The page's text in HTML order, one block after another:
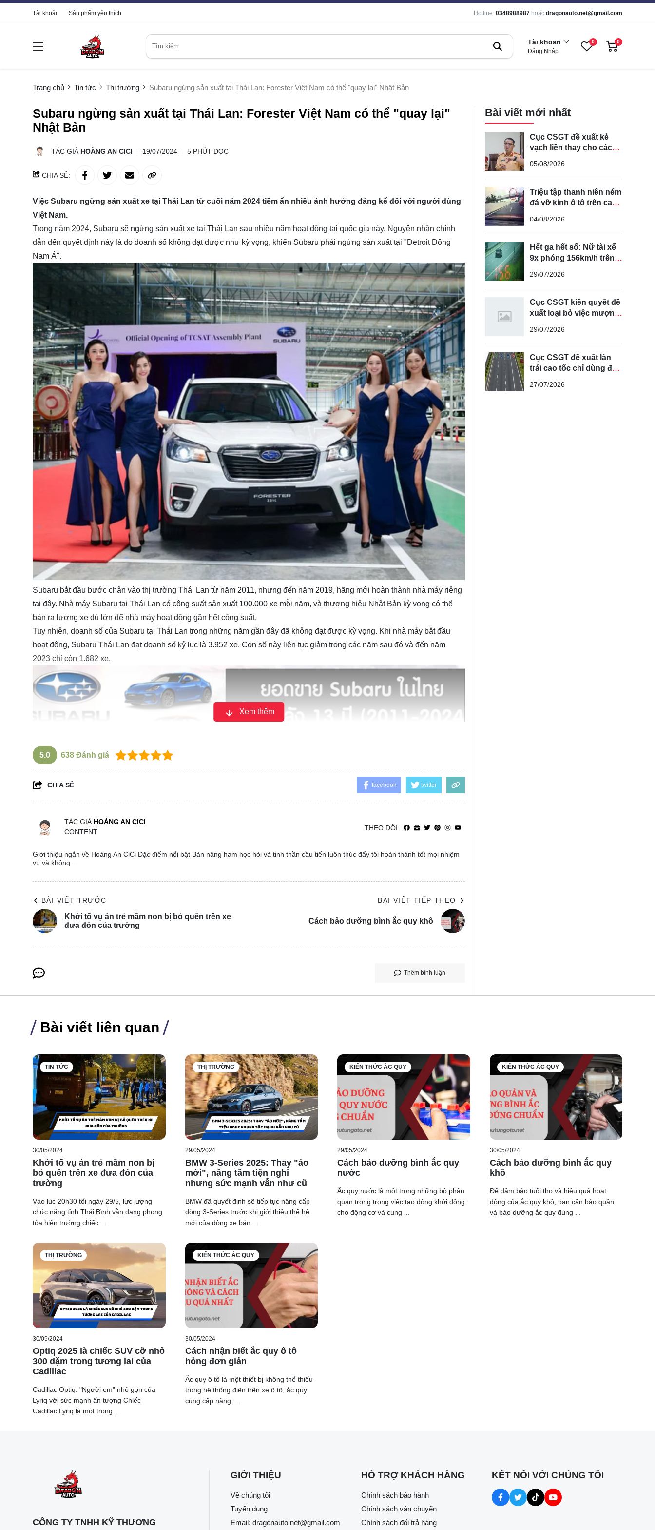
Tài khoản Sản phẩm yêu thích Hotline: 0348988987 hoặc dragonauto.net@gmail.com
Tài khoản
Đăng Nhập
0 0
Trang chủ Tin tức Thị trường Subaru ngừng sản xuất tại Thái Lan: Forester Việt Nam có thể "quay lại" Nhật Bản
Subaru ngừng sản xuất tại Thái Lan: Forester Việt Nam có thể "quay lại"
Nhật Bản
TÁC GIẢ HOÀNG AN CICI 19/07/2024 5 PHÚT ĐỌC
CHIA SẺ:
Việc Subaru ngừng sản xuất xe tại Thái Lan từ cuối năm 2024 tiềm ẩn nhiều ảnh hưởng đáng kể đối với người dùng
Việt Nam.
Trong năm 2024, Subaru sẽ ngừng sản xuất xe tại Thái Lan sau nhiều năm hoạt động tại quốc gia này. Nguyên nhân chính
dẫn đến quyết định này là do doanh số không đạt được như kỳ vọng, khiến Subaru phải ngừng sản xuất tại "Detroit Đông
Nam Á".
Subaru bắt đầu bước chân vào thị trường Thái Lan từ năm 2011, nhưng đến năm 2019, hãng mới hoàn thành nhà máy riêng
tại đây. Nhà máy Subaru tại Thái Lan có công suất sản xuất 100.000 xe mỗi năm, và thương hiệu Nhật Bản kỳ vọng có thể
bán ra lượng xe đủ lớn để nhà máy hoạt động gần hết công suất.
Tuy nhiên, doanh số của Subaru tại Thái Lan trong những năm gần đây đã không đạt được kỳ vọng. Khi nhà máy bắt đầu
hoạt động, Subaru Thái Lan đạt doanh số kỷ lục là 3.952 xe. Con số này liên tục giảm trong các năm sau đó và đến năm
2023 chỉ còn 1.682 xe.
sản phẩm và giảm giá bán trong thời gian ngắn.
Bởi vậy, vào ngày 28/4, Subaru xác nhận sẽ đóng cửa nhà máy tại Thái Lan từ ngày 30/12 năm nay. Như vậy, hãng chỉ còn
Việc Subaru ngừng sản xuất xe tại Thái Lan sẽ ảnh hưởng trực tiếp đến thị trường Việt Nam. Nguyên nhân là phần lớn các
mẫu xe Subaru tại Việt Nam được nhập khẩu từ Nhật Bản, chỉ riêng Subaru Forester là mẫu xe duy nhất nhập khẩu từ Thái
Lan.
Trong khi đó, ngày nay, Forester tại Việt Nam chỉ có giá từ 849 triệu đồng, mặc dù đã hơn 10 năm trôi qua và mẫu xe này sở
hữu nhiều ưu điểm vượt trội hơn hẳn.
Subaru Forester tại Việt Nam hiện đang gặp nhiều bất lợi so với các đối thủ cùng phân khúc do được nhập khẩu nguyên
chiếc từ nước ngoài và không được hưởng ưu đãi 50% lệ phí trước bạ.
Xem thêm
5.0 638 Đánh giá
CHIA SẺ facebook twitter
TÁC GIẢ HOÀNG AN CICI
CONTENT
THEO DÕI:
Giới thiệu ngắn về Hoàng An CiCi Đặc điểm nổi bật Bản năng ham học hỏi và tinh thần cầu tiến luôn thúc đẩy tôi hoàn thành tốt mọi nhiệm
vụ và không ...
BÀI VIẾT TRƯỚC
Khởi tố vụ án trẻ mầm non bị bỏ quên trên xe
đưa đón của trường
BÀI VIẾT TIẾP THEO
Cách bảo dưỡng bình ắc quy khô
Thêm bình luận
Bài viết mới nhất
Cục CSGT đề xuất kẻ
vạch liền thay cho các
tuyến đường cong, cua,
đèo dốc để tránh tài xế
vượt ẩu
05/08/2026
Triệu tập thanh niên ném
đá vỡ kính ô tô trên cao
04/08/2026
Hết ga hết số: Nữ tài xế
9x phóng 156km/h trên
29/07/2026
Cục CSGT kiên quyết đề
xuất loại bỏ việc mượn
để vượt xe
29/07/2026
Cục CSGT đề xuất làn
trái cao tốc chỉ dùng để
tục
27/07/2026
Bài viết liên quan
TIN TỨC
30/05/2024
Khởi tố vụ án trẻ mầm non bị
bỏ quên trên xe đưa đón của
trường
Vào lúc 20h30 tối ngày 29/5, lực lượng
chức năng tỉnh Thái Bình vẫn đang phong
tỏa hiện trường chiếc ...
THỊ TRƯỜNG
29/05/2024
BMW 3-Series 2025: Thay "áo
mới", nâng tầm tiện nghi
nhưng sức mạnh vẫn như cũ
BMW đã quyết định sẽ tiếp tục nâng cấp
dòng 3-Series trước khi giới thiệu thế hệ
mới của dòng xe bán ...
KIẾN THỨC ẮC QUY
29/05/2024
Cách bảo dưỡng bình ắc quy
nước
Ắc quy nước là một trong những bộ phận
quan trọng trong việc tạo dòng khởi động
cho động cơ và cung ...
KIẾN THỨC ẮC QUY
30/05/2024
Cách bảo dưỡng bình ắc quy
khô
Để đảm bảo tuổi thọ và hiệu quả hoạt
động của ắc quy khô, bạn cần bảo quản
và bảo dưỡng ắc quy đúng ...
THỊ TRƯỜNG
30/05/2024
Optiq 2025 là chiếc SUV cỡ nhỏ
300 dặm trong tương lai của
Cadillac
Cadillac Optiq: "Người em" nhỏ gọn của
Lyriq với sức mạnh ấn tượng Chiếc
Cadillac Lyriq là một trong ...
KIẾN THỨC ẮC QUY
30/05/2024
Cách nhận biết ắc quy ô tô
hỏng đơn giản
Ắc quy ô tô là một thiết bị không thể thiếu
trong hệ thống điện trên xe ô tô, ắc quy
cung cấp năng ...
CÔNG TY TNHH KỸ THƯƠNG
GIỚI THIỆU
Về chúng tôi
Tuyển dụng
Email: dragonauto.net@gmail.com
HỖ TRỢ KHÁCH HÀNG
Chính sách bảo hành
Chính sách vận chuyển
Chính sách đổi trả hàng
KẾT NỐI VỚI CHÚNG TÔI